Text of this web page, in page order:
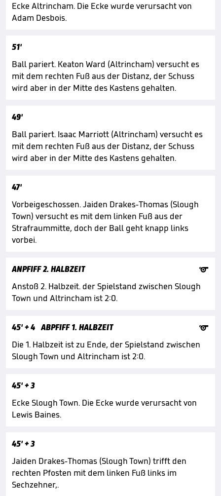
Ecke Altrincham. Die Ecke wurde verursacht von
Adam Desbois.
51'
Ball pariert. Keaton Ward (Altrincham) versucht es
mit dem rechten Fuß aus der Distanz, der Schuss
wird aber in der Mitte des Kastens gehalten.
49'
Ball pariert. Isaac Marriott (Altrincham) versucht es
mit dem rechten Fuß aus der Distanz, der Schuss
wird aber in der Mitte des Kastens gehalten.
47'
Vorbeigeschossen. Jaiden Drakes-Thomas (Slough
Town) versucht es mit dem linken Fuß aus der
Strafraummitte, doch der Ball geht knapp links
vorbei.
ANPFIFF 2. HALBZEIT

Anstoß 2. Halbzeit. der Spielstand zwischen Slough
Town und Altrincham ist 2:0.
45'+ 4 ABPFIFF 1. HALBZEIT

Die 1. Halbzeit ist zu Ende, der Spielstand zwischen
Slough Town und Altrincham ist 2:0.
45'+ 3
Ecke Slough Town. Die Ecke wurde verursacht von
Lewis Baines.
45'+ 3
Jaiden Drakes-Thomas (Slough Town) trifft den
rechten Pfosten mit dem linken Fuß links im
Sechzehner,.